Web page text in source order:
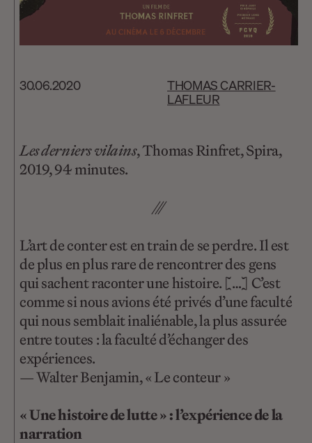
30.06.2020
THOMAS CARRIER-
LAFLEUR
Les derniers vilains, Thomas Rinfret, Spira,
2019, 94 minutes.
///
L’art de conter est en train de se perdre. Il est
de plus en plus rare de rencontrer des gens
qui sachent raconter une histoire. […] C’est
comme si nous avions été privés d’une faculté
qui nous semblait inaliénable, la plus assurée
entre toutes : la faculté d’échanger des
expériences.
— Walter Benjamin, « Le conteur »
« Une histoire de lutte » : l’expérience de la
narration